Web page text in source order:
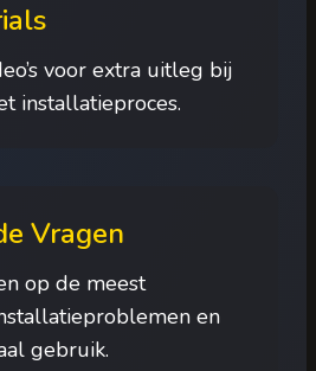
voor extra uitleg bij
installatieproces.
Vragen
op de meest
en
gebruik.